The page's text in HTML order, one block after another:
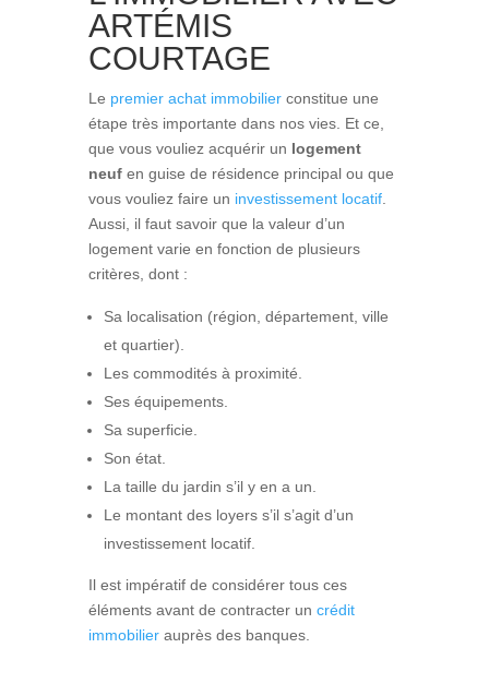
ARTÉMIS
COURTAGE
Le premier achat immobilier constitue une
étape très importante dans nos vies. Et ce,
que vous vouliez acquérir un logement
neuf en guise de résidence principal ou que
vous vouliez faire un investissement locatif.
Aussi, il faut savoir que la valeur d’un
logement varie en fonction de plusieurs
critères, dont :
Sa localisation (région, département, ville
et quartier).
Les commodités à proximité.
Ses équipements.
Sa superficie.
Son état.
La taille du jardin s’il y en a un.
Le montant des loyers s’il s’agit d’un
investissement locatif.
Il est impératif de considérer tous ces
éléments avant de contracter un crédit
immobilier auprès des banques.